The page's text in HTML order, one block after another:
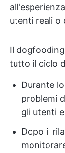
utenti reali o
Il
tutto il ciclo
Durante
problemi
gli utenti
Dopo il